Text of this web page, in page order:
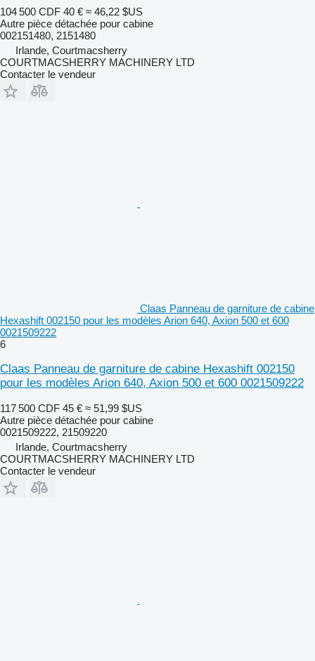
104 500 CDF 40 € ≈ 46,22 $US
Autre pièce détachée pour cabine
002151480, 2151480
Irlande, Courtmacsherry
COURTMACSHERRY MACHINERY LTD
Contacter le vendeur
Claas Panneau de garniture de cabine
Hexashift 002150 pour les modèles Arion 640, Axion 500 et 600
0021509222
6
Claas Panneau de garniture de cabine Hexashift 002150
pour les modèles Arion 640, Axion 500 et 600 0021509222
117 500 CDF 45 € ≈ 51,99 $US
Autre pièce détachée pour cabine
0021509222, 21509220
Irlande, Courtmacsherry
COURTMACSHERRY MACHINERY LTD
Contacter le vendeur